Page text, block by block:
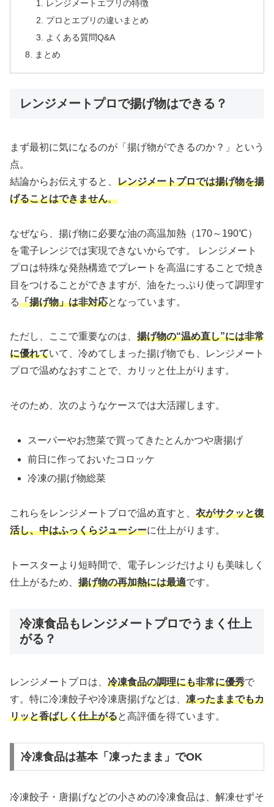
レンジメートエブリの特徴
プロとエブリの違いまとめ
よくある質問Q&A
まとめ
レンジメートプロで揚げ物はできる？
まず最初に気になるのが「揚げ物ができるのか？」という
点。
結論からお伝えすると、 レンジメートプロでは揚げ物を揚
げることはできません。
なぜなら、揚げ物に必要な油の高温加熱（170～190℃）
を電子レンジでは実現できないからです。 レンジメート
プロは特殊な発熱構造でプレートを高温にすることで焼き
目をつけることができますが、油をたっぷり使って調理す
る「揚げ物」は非対応となっています。
ただし、ここで重要なのは、 揚げ物の“温め直し”には非常
に優れていて、冷めてしまった揚げ物でも、レンジメート
プロで温めなおすことで、カリッと仕上がります。
そのため、次のようなケースでは大活躍します。
スーパーやお惣菜で買ってきたとんかつや唐揚げ
前日に作っておいたコロッケ
冷凍の揚げ物総菜
これらをレンジメートプロで温め直すと、 衣がサクッと復
活し、中はふっくらジューシーに仕上がります。
トースターより短時間で、電子レンジだけよりも美味しく
仕上がるため、 揚げ物の再加熱には最適です。
冷凍食品もレンジメートプロでうまく仕上
がる？
レンジメートプロは、 冷凍食品の調理にも非常に優秀で
す。特に冷凍餃子や冷凍唐揚げなどは、 凍ったままでもカ
リッと香ばしく仕上がると高評価を得ています。
冷凍食品は基本「凍ったまま」でOK
冷凍餃子・唐揚げなどの小さめの冷凍食品は、解凍せずそ